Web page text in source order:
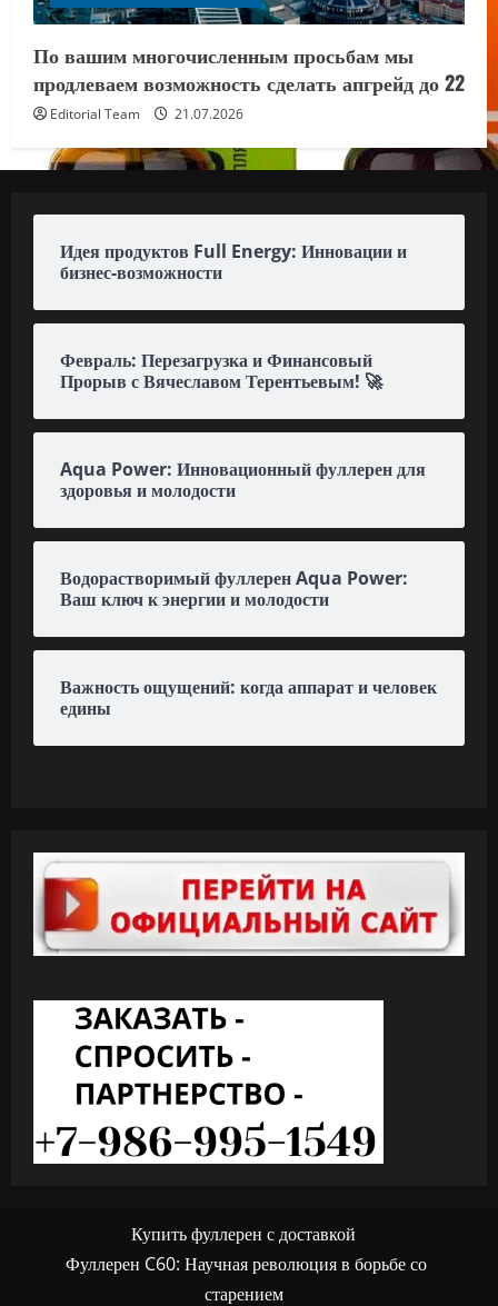
По вашим многочисленным просьбам мы
продлеваем возможность сделать апгрейд до 22
Editorial Team 21.07.2026
Идея продуктов Full Energy: Инновации и
бизнес-возможности
Февраль: Перезагрузка и Финансовый
Прорыв с Вячеславом Терентьевым! 🚀
Aqua Power: Инновационный фуллерен для
здоровья и молодости
Водорастворимый фуллерен Aqua Power:
Ваш ключ к энергии и молодости
Важность ощущений: когда аппарат и человек
едины
Купить фуллерен с доставкой
Фуллерен C60: Научная революция в борьбе со
старением